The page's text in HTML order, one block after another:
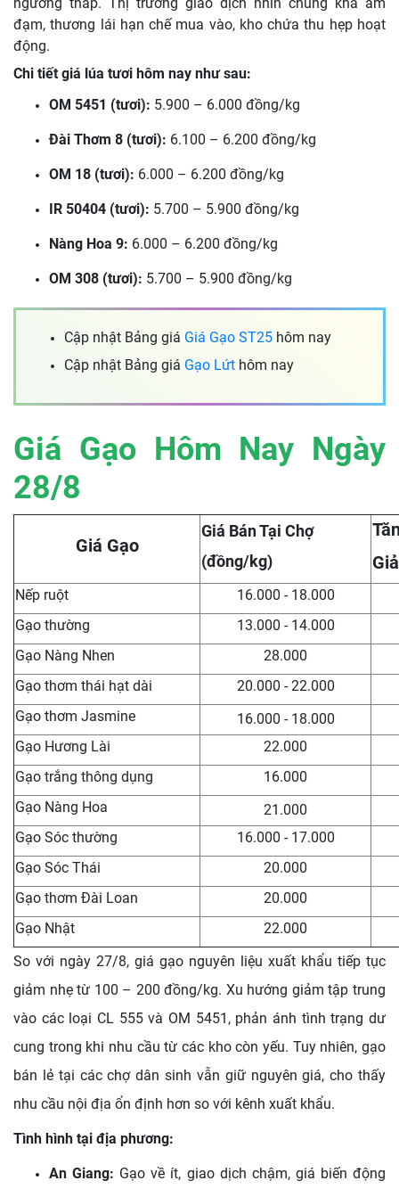
đạm, thương lái hạn chế mua vào, kho chứa thu hẹp hoạt
động.
Chi tiết giá lúa tươi hôm nay như sau:
OM 5451 (tươi): 5.900 – 6.000 đồng/kg
Đài Thơm 8 (tươi): 6.100 – 6.200 đồng/kg
OM 18 (tươi): 6.000 – 6.200 đồng/kg
IR 50404 (tươi): 5.700 – 5.900 đồng/kg
Nàng Hoa 9: 6.000 – 6.200 đồng/kg
OM 308 (tươi): 5.700 – 5.900 đồng/kg
Cập nhật Bảng giá Giá Gạo ST25 hôm nay
Cập nhật Bảng giá Gạo Lứt hôm nay
Giá Gạo Hôm Nay Ngày
28/8
Giá Gạo
Giá Bán Tại Chợ
(đồng/kg)
Nếp ruột
16.000 - 18.000
Gạo thường
13.000 - 14.000
Gạo Nàng Nhen
28.000
Gạo thơm thái hạt dài
20.000 - 22.000
Gạo thơm Jasmine
16.000 - 18.000
Gạo Hương Lài
22.000
Gạo trắng thông dụng
16.000
Gạo Nàng Hoa
21.000
Gạo Sóc thường
16.000 - 17.000
Gạo Sóc Thái
20.000
Gạo thơm Đài Loan
20.000
Gạo Nhật
22.000
So với ngày 27/8, giá gạo nguyên liệu xuất khẩu tiếp tục
giảm nhẹ từ 100 – 200 đồng/kg. Xu hướng giảm tập trung
vào các loại CL 555 và OM 5451, phản ánh tình trạng dư
cung trong khi nhu cầu từ các kho còn yếu. Tuy nhiên, gạo
bán lẻ tại các chợ dân sinh vẫn giữ nguyên giá, cho thấy
nhu cầu nội địa ổn định hơn so với kênh xuất khẩu.
Tình hình tại địa phương:
An Giang: Gạo về ít, giao dịch chậm, giá biến động